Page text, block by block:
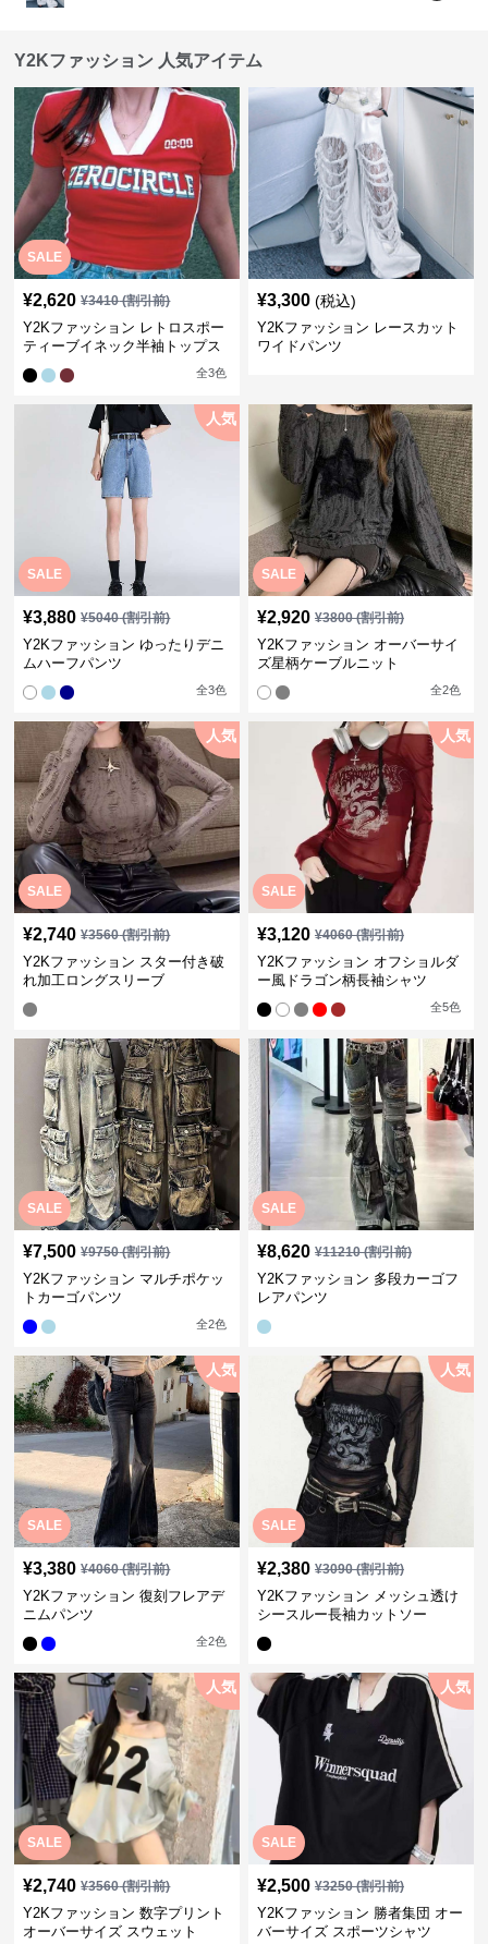
Y2Kファッション 人気アイテム
SALE
¥2,620 ¥3410(割引前)
Y2Kファッション レトロスポー
ティーブイネック半袖トップス
全3色
¥3,300 (税込)
Y2Kファッション レースカット
ワイドパンツ
SALE
人気
¥3,880 ¥5040(割引前)
Y2Kファッション ゆったりデニ
ムハーフパンツ
全3色
SALE
¥2,920 ¥3800(割引前)
Y2Kファッション オーバーサイ
ズ星柄ケーブルニット
全2色
SALE
人気
¥2,740 ¥3560(割引前)
Y2Kファッション スター付き破
れ加工ロングスリーブ
SALE
人気
¥3,120 ¥4060(割引前)
Y2Kファッション オフショルダ
ー風ドラゴン柄長袖シャツ
全5色
SALE
¥7,500 ¥9750(割引前)
Y2Kファッション マルチポケッ
トカーゴパンツ
全2色
SALE
¥8,620 ¥11210(割引前)
Y2Kファッション 多段カーゴフ
レアパンツ
SALE
人気
¥3,380 ¥4060(割引前)
Y2Kファッション 復刻フレアデ
ニムパンツ
全2色
SALE
人気
¥2,380 ¥3090(割引前)
Y2Kファッション メッシュ透け
シースルー長袖カットソー
SALE
人気
¥2,740 ¥3560(割引前)
Y2Kファッション 数字プリント
オーバーサイズ スウェット
SALE
人気
¥2,500 ¥3250(割引前)
Y2Kファッション 勝者集団 オー
バーサイズ スポーツシャツ